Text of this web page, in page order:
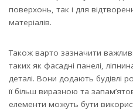
поверхонь, так і для
матеріалів.
Також варто зазначити
таких як фасадні панелі,
деталі. Вони додають будівлі
її більш виразною та
елементи можуть бути